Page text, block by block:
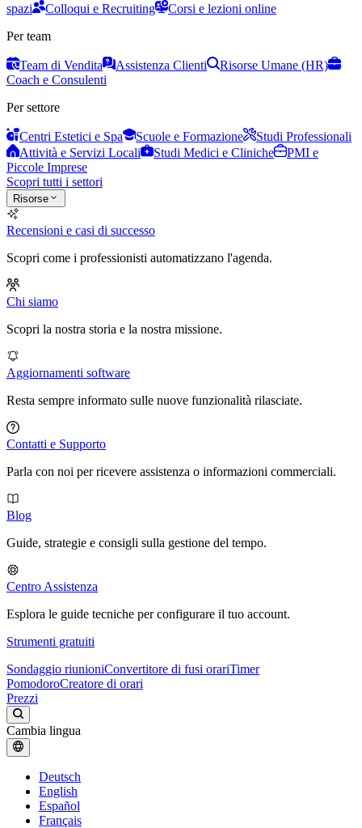
spazi
Colloqui e Recruiting
Corsi e lezioni online
Per team
Team di Vendita Assistenza Clienti
Risorse Umane (HR)
Coach e Consulenti
Per settore
Centri Estetici e Spa Scuole e Formazione
Studi Professionali
Attività e Servizi Locali
Studi Medici e Cliniche
PMI e
Piccole Imprese
Scopri tutti i settori
Risorse
Recensioni e casi di successo
Scopri come i professionisti automatizzano l'agenda.
Chi siamo
Scopri la nostra storia e la nostra missione.
Aggiornamenti software
Resta sempre informato sulle nuove funzionalità rilasciate.
Contatti e Supporto
Parla con noi per ricevere assistenza o informazioni commerciali.
Blog
Guide, strategie e consigli sulla gestione del tempo.
Centro Assistenza
Esplora le guide tecniche per configurare il tuo account.
Strumenti gratuiti
Sondaggio riunioniConvertitore di fusi orariTimer
PomodoroCreatore di orari
Prezzi
Cambia lingua
Deutsch
English
Español
Français